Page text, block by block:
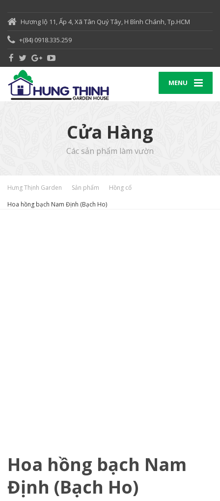
Hương lộ 11, Ấp 4, Xã Tân Quý Tây, H Bình Chánh, Tp.HCM
+(84) 0918.335.259
MENU
Cửa Hàng
Các sản phẩm làm vườn
Hưng Thịnh Garden Sản phẩm
Hồng cổ
Hoa hồng bạch Nam Định (Bạch Ho)
Hoa hồng bạch Nam
Định (Bạch Ho)